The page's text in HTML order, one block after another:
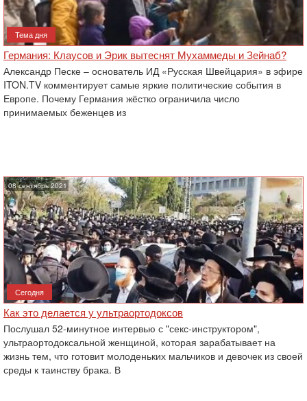
Тема дня
Германия: Клаусов и Эрик вытеснят Мухаммеды и Зейнаб?
Александр Песке – основатель ИД «Русская Швейцария» в эфире
ITON.TV комментирует самые яркие политические события в
Европе. Почему Германия жёстко ограничила число
принимаемых беженцев из
08 сентябрь 2021
Сегодня
Как это делается у ультраортодоксов
Послушал 52-минутное интервью с "секс-инструктором",
ультраортодоксальной женщиной, которая зарабатывает на
жизнь тем, что готовит молоденьких мальчиков и девочек из своей
среды к таинству брака. В